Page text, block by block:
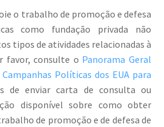
o trabalho de promoção e defesa
como fundação privada não
tipos de atividades relacionadas à
favor, consulte o Panorama Geral
Políticas dos EUA para
de enviar carta de consulta ou
disponível sobre como obter
de promoção e de defesa de